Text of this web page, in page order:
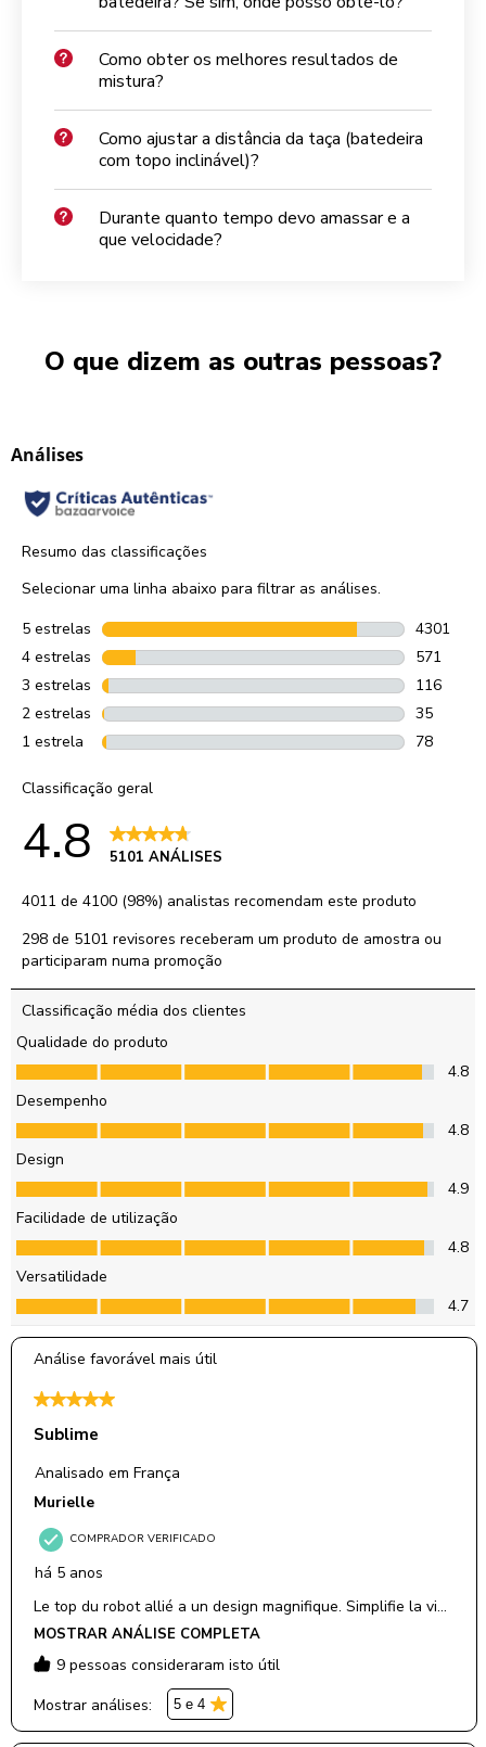
Como obter os melhores resultados de
mistura?
Como ajustar a distância da taça (batedeira
com topo inclinável)?
Durante quanto tempo devo amassar e a
que velocidade?
O que dizem as outras pessoas?